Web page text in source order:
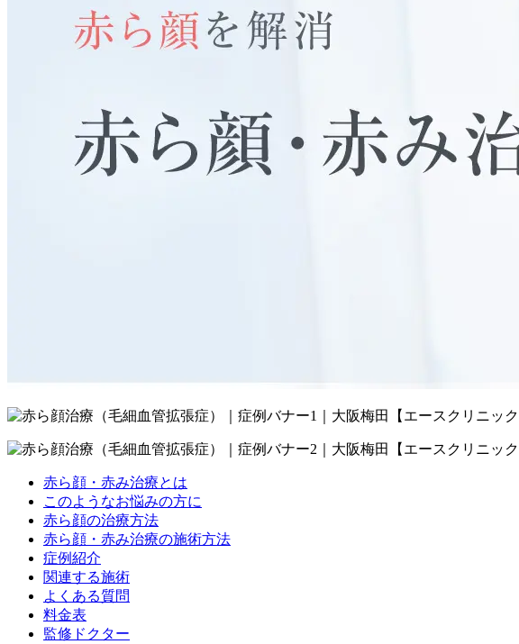
赤ら顔・赤み治療とは
このようなお悩みの方に
赤ら顔の治療方法
赤ら顔・赤み治療の施術方法
症例紹介
関連する施術
よくある質問
料金表
監修ドクター